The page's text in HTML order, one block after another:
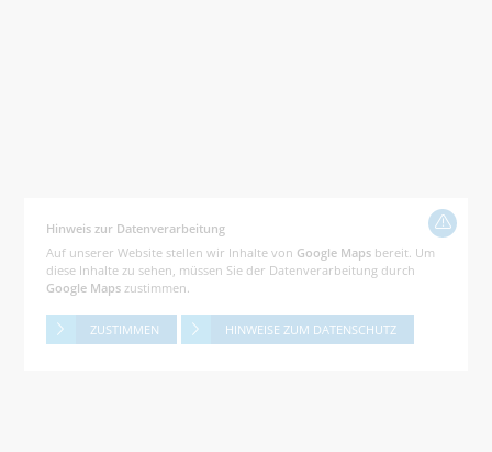
Hinweis zur Datenverarbeitung
Auf unserer Website stellen wir Inhalte von Google Maps bereit. Um
diese Inhalte zu sehen, müssen Sie der Datenverarbeitung durch
Google Maps zustimmen.
ZUSTIMMEN HINWEISE ZUM DATENSCHUTZ